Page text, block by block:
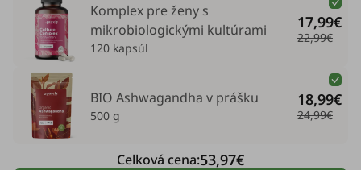
Komplex pre ženy s
mikrobiologickými kultúrami
120 kapsúl
17,99€
22,99€
BIO Ashwagandha v prášku
500 g
18,99€
24,99€
Celková cena:53,97€